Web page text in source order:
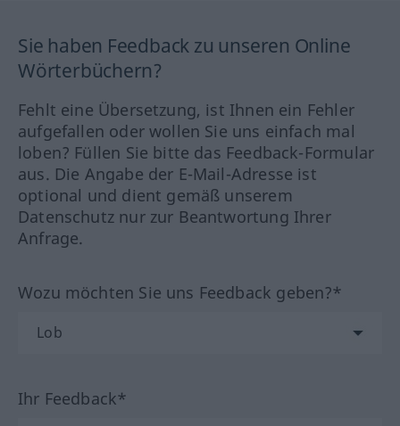
Sie haben Feedback zu unseren Online
Wörterbüchern?
Fehlt eine Übersetzung, ist Ihnen ein Fehler
aufgefallen oder wollen Sie uns einfach mal
loben? Füllen Sie bitte das Feedback-Formular
aus. Die Angabe der E-Mail-Adresse ist
optional und dient gemäß unserem
Datenschutz nur zur Beantwortung Ihrer
Anfrage.
Wozu möchten Sie uns Feedback geben?*
Ihr Feedback*